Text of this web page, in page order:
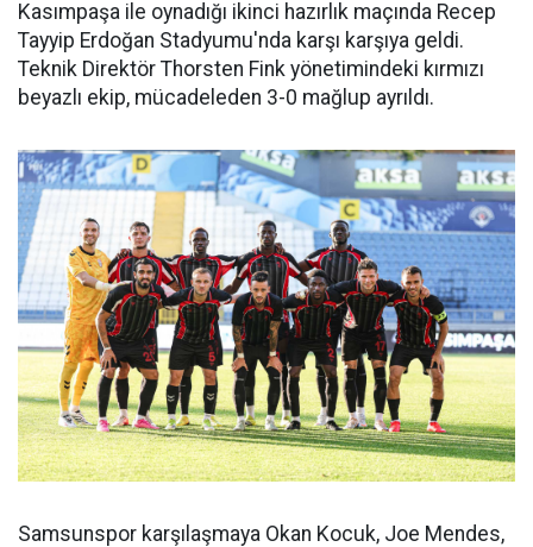
Kasımpaşa ile oynadığı ikinci hazırlık maçında Recep
Tayyip Erdoğan Stadyumu'nda karşı karşıya geldi.
Teknik Direktör Thorsten Fink yönetimindeki kırmızı
beyazlı ekip, mücadeleden 3-0 mağlup ayrıldı.
Samsunspor karşılaşmaya Okan Kocuk, Joe Mendes,